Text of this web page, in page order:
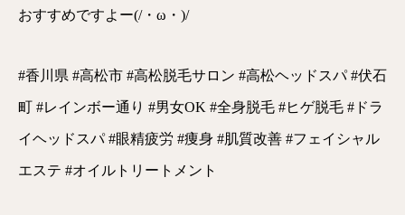
おすすめですよー(/・ω・)/
#香川県 #高松市 #高松脱毛サロン #高松ヘッドスパ #伏石
町 #レインボー通り #男女OK #全身脱毛 #ヒゲ脱毛 #ドラ
イヘッドスパ #眼精疲労 #痩身 #肌質改善 #フェイシャル
エステ #オイルトリートメント